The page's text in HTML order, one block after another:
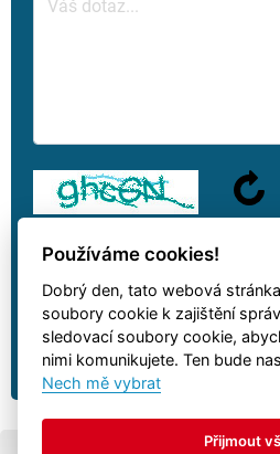
Na váš dotaz odpovíme
Používáme cookies!
Dobrý den, tato webová
soubory cookie k zajištění
sledovací soubory cookie,
nimi komunikujete. Ten bude
Nech mě vybrat
Přijmout